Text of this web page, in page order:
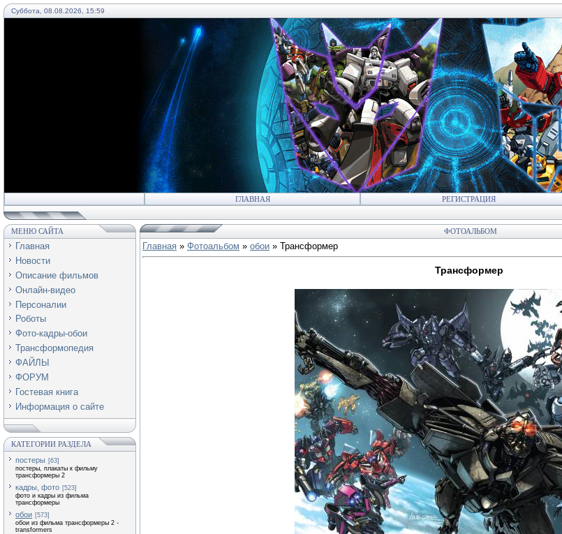
Суббота, 08.08.2026, 15:59
ГЛАВНАЯ РЕГИСТРАЦИЯ
МЕНЮ САЙТА
Главная
Новости
Описание фильмов
Онлайн-видео
Персоналии
Роботы
Фото-кадры-обои
Трансформопедия
ФАЙЛЫ
ФОРУМ
Гостевая книга
Информация о сайте
КАТЕГОРИИ РАЗДЕЛА
постеры [63]
постеры, плакаты к фильму
трансформеры 2
кадры, фото [523]
фото и кадры из фильма
трансформеры
обои [573]
обои из фильма трансформеры 2 -
transformers
ФОТОАЛЬБОМ
Главная » Фотоальбом » обои » Трансформер
Трансформер